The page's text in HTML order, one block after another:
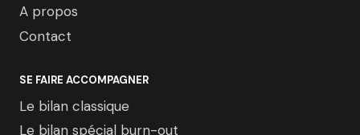
A propos
Contact
SE FAIRE ACCOMPAGNER
Le bilan classique
Le bilan spécial burn-out